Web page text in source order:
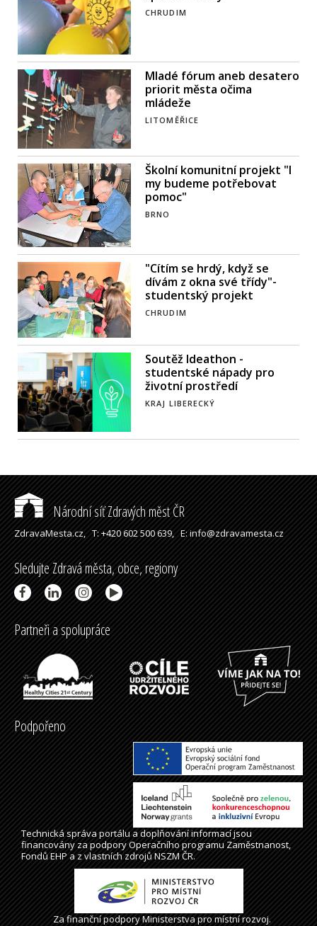
CHRUDIM
Mladé fórum aneb desatero
priorit města očima
mládeže
LITOMĚŘICE
Školní komunitní projekt "I
my budeme potřebovat
pomoc"
BRNO
"Cítím se hrdý, když se
dívám z okna své třídy"-
studentský projekt
CHRUDIM
Soutěž Ideathon -
studentské nápady pro
životní prostředí
KRAJ LIBERECKÝ
Národní síť Zdravých měst ČR
ZdravaMesta.cz,T: +420 602 500 639,E: info@zdravamesta.cz
Sledujte Zdravá města, obce, regiony
Partneři a spolupráce
Podpořeno
Technická správaportálua doplňování informací jsou
financovány za podpory Operačního programu Zaměstnanost,
Fondů EHP a z vlastních zdrojů NSZM ČR.
Za finanční podpory Ministerstva pro místní rozvoj.